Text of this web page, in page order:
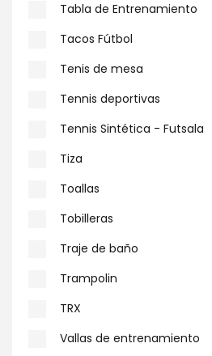
Tabla de Entrenamiento
Tacos Fútbol
Tenis de mesa
Tennis deportivas
Tennis Sintética - Futsala
Tiza
Toallas
Tobilleras
Traje de baño
Trampolin
TRX
Vallas de entrenamiento